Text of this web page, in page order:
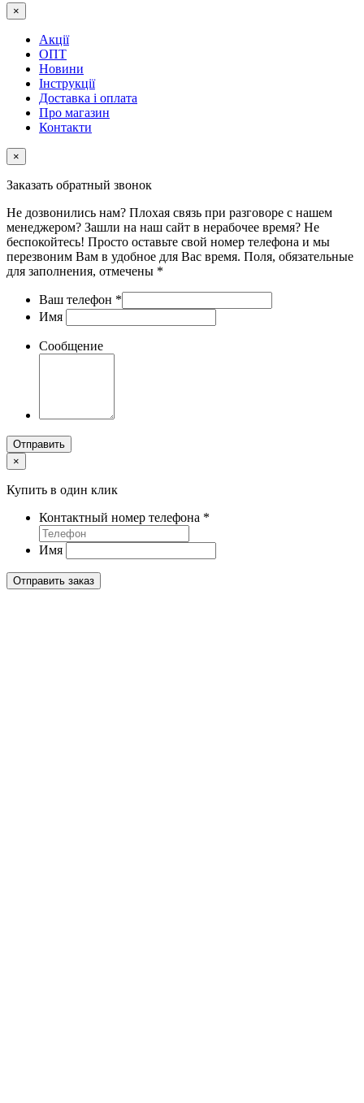
×
Акції
ОПТ
Новини
Інструкції
Доставка і оплата
Про магазин
Контакти
×
Заказать обратный звонок
Не дозвонились нам? Плохая связь при разговоре с нашем
менеджером? Зашли на наш сайт в нерабочее время? Не
беспокойтесь! Просто оставьте свой номер телефона и мы
перезвоним Вам в удобное для Вас время. Поля, обязательные
для заполнения, отмечены *
Ваш телефон *
Имя
Сообщение
Отправить
×
Купить в один клик
Контактный номер телефона *
Имя
Отправить заказ